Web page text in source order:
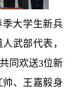
季大学生新兵
武部代表，
同欢送3位新
、王嘉毅身